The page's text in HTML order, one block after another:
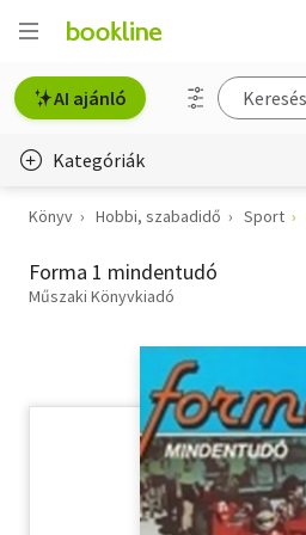
AI ajánló
Kategóriák
Életmód, egészség
Erotika
Könyv Hobbi, szabadidő Sport
Forma 1 mindentudó
Műszaki Könyvkiadó